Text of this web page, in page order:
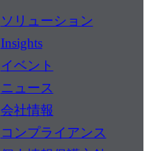
ソリューション
Insights
イベント
ニュース
会社情報
コンプライアンス